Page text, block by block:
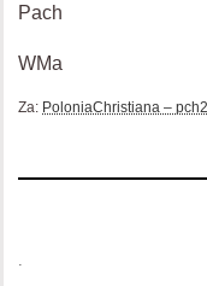
Pach
WMa
Za: PoloniaChristiana –